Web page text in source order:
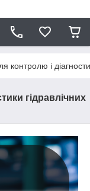
контролю і
гідравлічних